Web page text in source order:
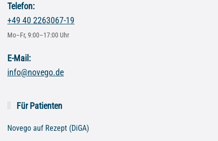
Telefon:
+49 40 2263067-19
Mo–Fr, 9:00–17:00 Uhr
E-Mail:
info@novego.de
Für Patienten
Novego auf Rezept (DiGA)